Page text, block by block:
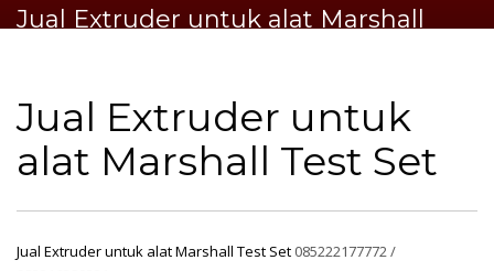
Jual Extruder untuk alat Marshall
Jual Extruder untuk
alat Marshall Test Set
Jual Extruder untuk alat Marshall Test Set 085222177772 /